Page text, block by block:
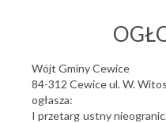
Wójt Gminy Cewice
84-312 Cewice ul. W.
ogłasza:
I przetarg ustny